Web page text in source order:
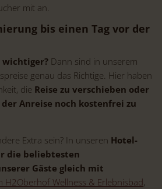
mit an.
bis einen Tag vor der
Dann sind in unserem
genau das Richtige. Hier haben
die Reise zu verschieben oder
Anreise noch kostenfrei zu
Extra sein? In unseren Hotel-
die beliebtesten
Gäste gleich mit
H2Oberhof Wellness & Erlebnisbad,